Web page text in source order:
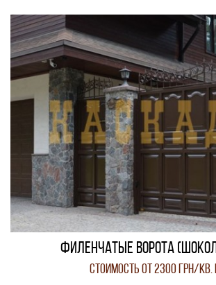
Филенчатые ворота
Стоимость от 2300 грн/кв.